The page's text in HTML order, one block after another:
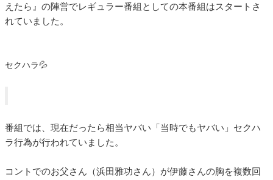
えたら』の陣営でレギュラー番組としての本番組はスタートさ
れていました。
セクハラ💦
番組では、現在だったら相当ヤバい「当時でもヤバい」セクハ
ラ行為が行われていました。
コントでのお父さん（浜田雅功さん）が伊藤さんの胸を複数回